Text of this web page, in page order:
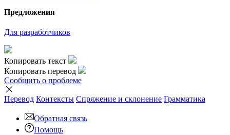
Предложения
Для разработчиков
Копировать текст
Копировать перевод
Сообщить о проблеме
Перевод Контексты Спряжение и склонение Грамматика
Обратная связь
Помощь